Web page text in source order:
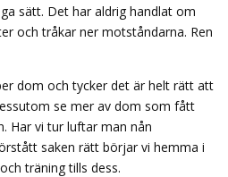
sätt. Det har aldrig handlat om
och tråkar ner motståndarna. Ren
dom och tycker det är helt rätt att
se mer av dom som fått
Har vi tur luftar man nån
saken rätt börjar vi hemma i
träning tills dess.